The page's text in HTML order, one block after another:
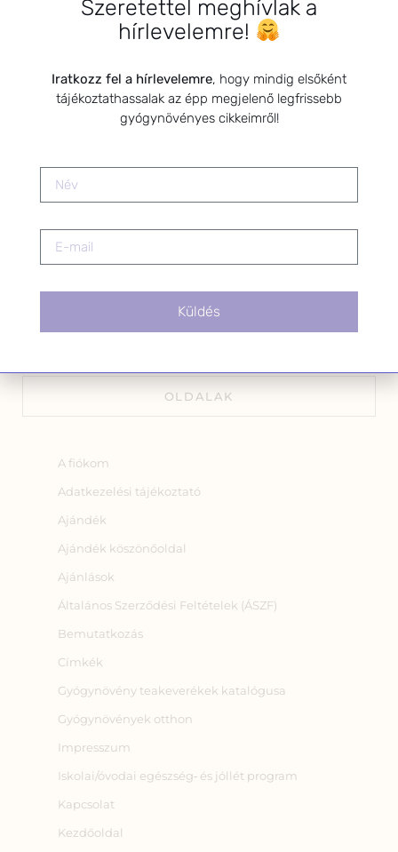
Kérlek a feliratkozáshoz fogadd el
az alábbi nyilatkozatot:
Adatkezelési tájékoztatóban
foglaltak szerint a HerbClinic
hírleveleket küldjön nekem.
A hírlevélről bármikor
leiratkozhatsz a levél alján található
OLDALAK
A fiókom
Adatkezelési tájékoztató
Ajándék
Ajándék köszönőoldal
Ajánlások
Általános Szerződési Feltételek (ÁSZF)
Bemutatkozás
Címkék
Gyógynövény teakeverékek katalógusa
Gyógynövények otthon
Impresszum
Iskolai/óvodai egészség‑ és jóllét program
Kapcsolat
Kezdőoldal
Szeretettel meghívlak a
hírlevelemre!
Iratkozz fel a hírlevelemre, hogy mindig elsőként
tájékoztathassalak az épp megjelenő legfrissebb
gyógynövényes cikkeimről!
Küldés